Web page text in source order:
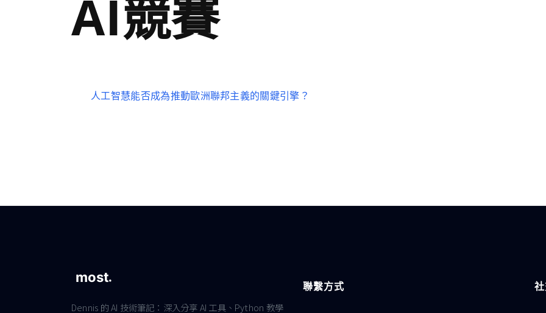
AI競賽
人工智慧能否成為推動歐洲聯邦主義的關鍵引擎？
Dennis 的 AI 技術筆記：深入分享 AI 工具、Python 教學
聯繫方式